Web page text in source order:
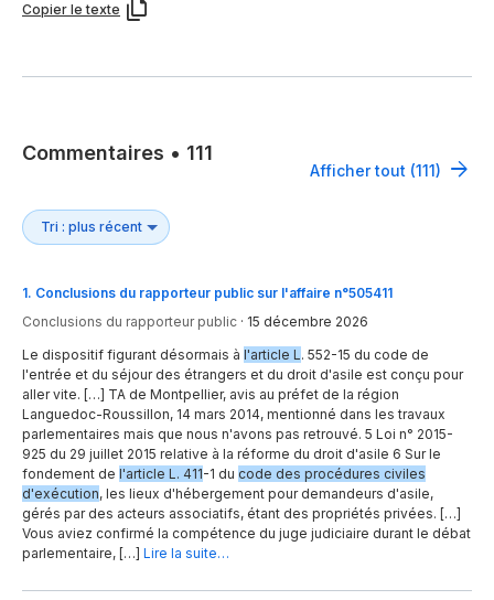
Copier le texte
Commentaires • 111
Afficher tout (111)
1. Conclusions du rapporteur public sur l'affaire n°505411
Conclusions du rapporteur public · 15 décembre 2026
Le dispositif figurant désormais à l'article L. 552-15 du code de
l'entrée et du séjour des étrangers et du droit d'asile est conçu pour
aller vite. […] TA de Montpellier, avis au préfet de la région
Languedoc-Roussillon, 14 mars 2014, mentionné dans les travaux
parlementaires mais que nous n'avons pas retrouvé. 5 Loi n° 2015-
925 du 29 juillet 2015 relative à la réforme du droit d'asile 6 Sur le
fondement de l'article L. 411-1 du code des procédures civiles
d'exécution, les lieux d'hébergement pour demandeurs d'asile,
gérés par des acteurs associatifs, étant des propriétés privées. […]
Vous aviez confirmé la compétence du juge judiciaire durant le débat
parlementaire, […] Lire la suite…